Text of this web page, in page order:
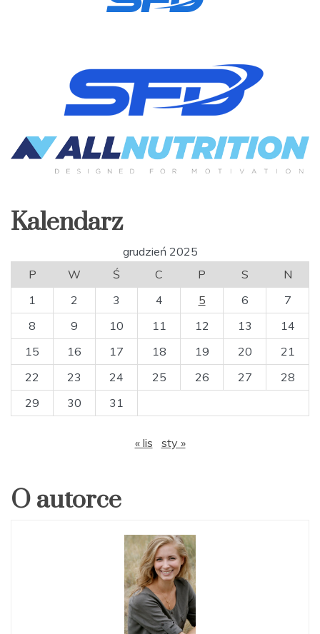
Kalendarz
grudzień 2025
P
W Ś C P S
N
1
2 3 4 5 6
7
8
9 10 11 12 13
14
15
16 17 18 19 20
21
22
23 24 25 26 27
28
29
30 31
« lis sty »
O autorce